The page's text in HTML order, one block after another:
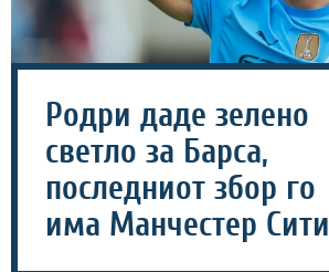
Родри даде зелено
светло за Барса,
последниот збор го
има Манчестер Сити